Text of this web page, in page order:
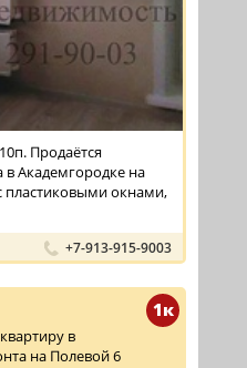
Продаётся
Академгородке на
пластиковыми окнами,
+7-913-915-9003
1к
в
на Полевой 6